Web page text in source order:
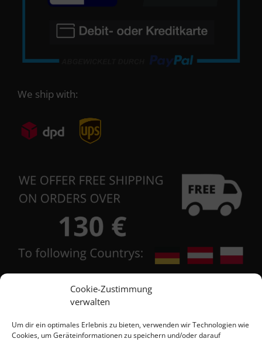
Cookie-Zustimmung
verwalten
Um dir ein optimales Erlebnis zu bieten, verwenden wir Technologien wie
Cookies, um Geräteinformationen zu speichern und/oder darauf
We ship with:
Contact